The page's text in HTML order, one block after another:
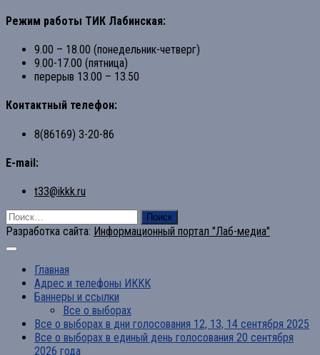
Режим работы ТИК Лабинская:
9.00 – 18.00 (понедельник-четверг)
9.00-17.00 (пятница)
перерыв 13.00 – 13.50
Контактный телефон:
8(86169) 3-20-86
E-mail:
t33@ikkk.ru
Найти:
Разработка сайта: Информационный портал "Лаб-медиа"
Главная
Адрес и телефоны ИККК
Баннеры и ссылки
Все о выборах
Все о выборах в дни голосования 12, 13, 14 сентября 2025
Все о выборах в единый день голосования 20 сентября
2026 года